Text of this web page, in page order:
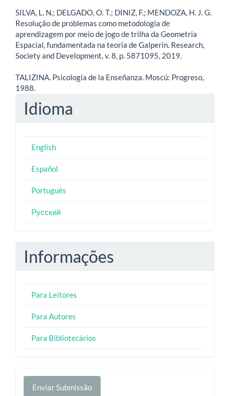
SILVA, L. N.; DELGADO, O. T.; DINIZ, F.; MENDOZA, H. J. G.
Resolução de problemas como metodologia de
aprendizagem por meio de jogo de trilha da Geometria
Espacial, fundamentada na teoria de Galperin. Research,
Society and Development, v. 8, p. 5871095, 2019.
TALIZINA. Psicología de la Enseñanza. Moscú: Progreso,
1988.
Idioma
English
Español
Português
Русский
Informações
Para Leitores
Para Autores
Para Bibliotecários
Enviar
Enviar Submissão